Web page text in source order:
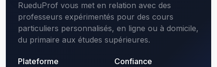
RueduProf vous met en relation avec des
professeurs expérimentés pour des cours
particuliers personnalisés, en ligne ou à domicile,
du primaire aux études supérieures.
Plateforme
Confiance